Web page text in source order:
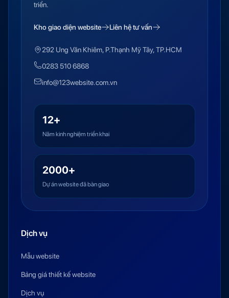
triển.
Kho giao diện website Liên hệ tư vấn
292 Ung Văn Khiêm, P.Thạnh Mỹ Tây, TP.HCM
0283 510 6868
info@123website.com.vn
12+
Năm kinh nghiệm triển khai
2000+
Dự án website đã bàn giao
Dịch vụ
Mẫu website
Bảng giá thiết kế website
Dịch vụ